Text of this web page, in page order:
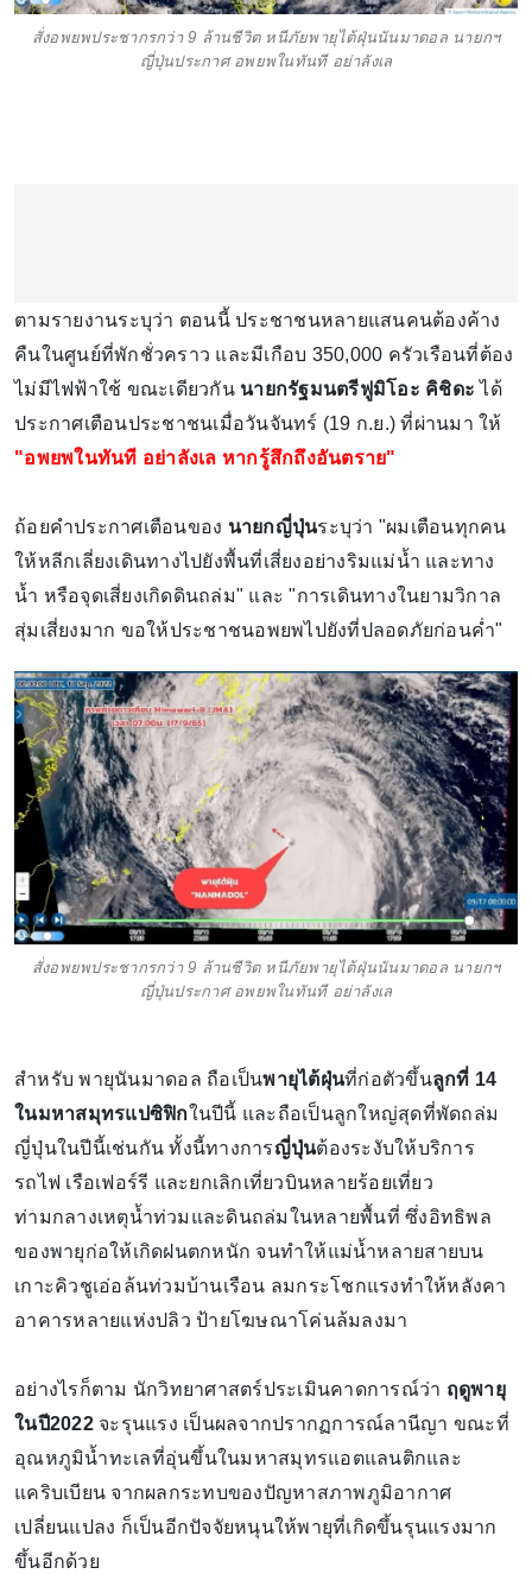
สั่งอพยพประชากรกว่า 9 ล้านชีวิต หนีภัยพายุไต้ฝุ่นนันมาดอล นายกฯ
ญี่ปุ่นประกาศ อพยพในทันที อย่าลังเล
ตามรายงานระบุว่า ต อนนี้ ประชาชนหลายแสนคนต้องค้าง
คืนในศูนย์ที่พักชั่วคราว และมีเกือบ 350,000 ครัวเรือนที่ต้อง
ไม่มีไฟฟ้าใช้ ขณะเดียวกัน นายกรัฐมนตรีฟูมิโอะ คิชิดะ ได้
ประกาศเตือนประชาชนเมื่อวันจันทร์ (19 ก.ย.) ที่ผ่านมา ให้
"อพยพในทันที อย่าลังเล หากรู้สึกถึงอันตราย"
ถ้อยคำประกาศเตือนของ นายกญี่ปุ่นระบุว่า "ผมเตือนทุกคน
ให้หลีกเลี่ยงเดินทางไปยังพื้นที่เสี่ยงอย่างริมแม่น้ำ และทาง
น้ำ หรือจุดเสี่ยงเกิดดินถล่ม" และ "การเดินทางในยามวิกาล
สุ่มเสี่ยงมาก ขอให้ประชาชนอพยพไปยังที่ปลอดภัยก่อนค่ำ"
สั่งอพยพประชากรกว่า 9 ล้านชีวิต หนีภัยพายุไต้ฝุ่นนันมาดอล นายกฯ
ญี่ปุ่นประกาศ อพยพในทันที อย่าลังเล
สำหรับ พายุนันมาดอล ถือเป็นพายุไต้ฝุ่นที่ก่อตัวขึ้นลูกที่ 14
ในมหาสมุทรแปซิฟิกในปีนี้ และถือเป็นลูกใหญ่สุดที่พัดถล่ม
ญี่ปุ่นในปีนี้เช่นกัน ทั้งนี้ท างการญี่ปุ่นต้องระงับให้บริการ
รถไฟ เรือเฟอร์รี และยกเลิกเที่ยวบินหลายร้อยเที่ยว
ท่ามกลางเหตุน้ำท่วมและดินถล่มในหลายพื้นที่ ซึ่งอิทธิพล
ของพายุก่อให้เกิดฝนตกหนัก จนทำให้แม่น้ำหลายสายบน
เกาะคิวชูเอ่อล้นท่วมบ้านเรือน ล มกระโชกแรงทำให้หลังคา
อาคารหลายแห่งปลิว ป้ายโฆษณาโค่นล้มลงมา
อย่างไรก็ตาม นักวิทยาศาสตร์ประเมินคาดการณ์ว่า ฤดูพายุ
ในปี2022 จะรุนแรง เป็นผลจากปรากฏการณ์ลานีญา ขณะที่
อุณหภูมิน้ำทะเลที่อุ่นขึ้นในมหาสมุทรแอตแลนติกและ
แคริบเบียน จากผลกระทบของปัญหาสภาพภูมิอากาศ
เปลี่ยนแปลง ก็เป็นอีกปัจจัยหนุนให้พายุที่เกิดขึ้นรุนแรงมาก
ขึ้นอีกด้วย